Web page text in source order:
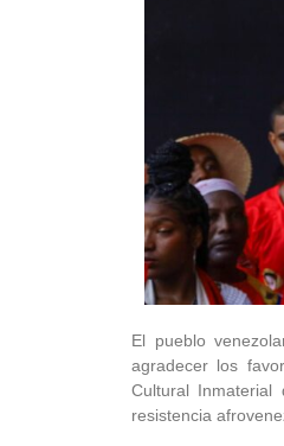
El pueblo
agradecer los
Cultural
resistencia